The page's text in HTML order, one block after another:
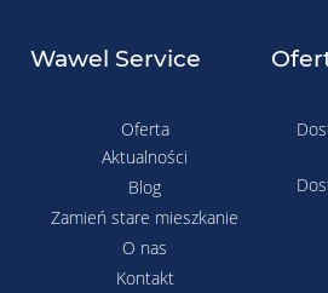
Wawel Service
Oferta
Aktualności
Blog
Zamień stare mieszkanie
O nas
Kontakt